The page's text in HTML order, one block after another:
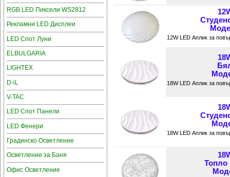
RGB LED Пиксели WS2812
Рекламни LED Дисплеи
LED Спот Луни
ELBULGARIA
LIGHTEX
D-iL
V-TAC
LED Спот Панели
LED Фенери
Градинско Осветление
Осветление за Баня
Офис Осветление
12W LED Аплик за
18W LED Аплик за
18W LED Аплик за
Топло